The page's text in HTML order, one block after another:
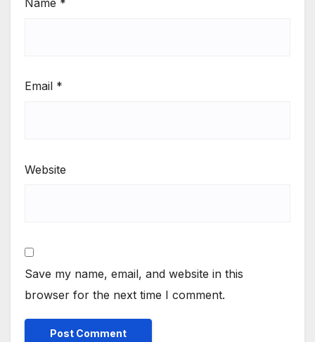
Name *
Email *
Website
Save my name, email, and website in this
browser for the next time I comment.